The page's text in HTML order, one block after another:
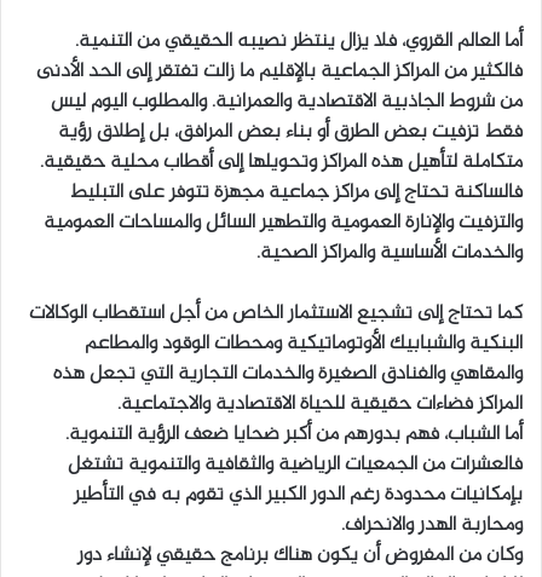
أما العالم القروي، فلا يزال ينتظر نصيبه الحقيقي من التنمية.
فالكثير من المراكز الجماعية بالإقليم ما زالت تفتقر إلى الحد الأدنى
من شروط الجاذبية الاقتصادية والعمرانية. والمطلوب اليوم ليس
فقط تزفيت بعض الطرق أو بناء بعض المرافق، بل إطلاق رؤية
متكاملة لتأهيل هذه المراكز وتحويلها إلى أقطاب محلية حقيقية.
فالساكنة تحتاج إلى مراكز جماعية مجهزة تتوفر على التبليط
والتزفيت والإنارة العمومية والتطهير السائل والمساحات العمومية
والخدمات الأساسية والمراكز الصحية.
كما تحتاج إلى تشجيع الاستثمار الخاص من أجل استقطاب الوكالات
البنكية والشبابيك الأوتوماتيكية ومحطات الوقود والمطاعم
والمقاهي والفنادق الصغيرة والخدمات التجارية التي تجعل هذه
المراكز فضاءات حقيقية للحياة الاقتصادية والاجتماعية.
أما الشباب، فهم بدورهم من أكبر ضحايا ضعف الرؤية التنموية.
فالعشرات من الجمعيات الرياضية والثقافية والتنموية تشتغل
بإمكانيات محدودة رغم الدور الكبير الذي تقوم به في التأطير
ومحاربة الهدر والانحراف.
وكان من المفروض أن يكون هناك برنامج حقيقي لإنشاء دور